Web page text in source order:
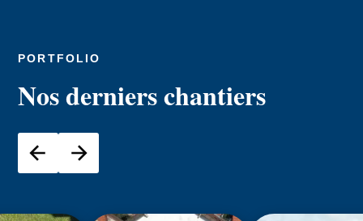
PORTFOLIO
Nos derniers chantiers